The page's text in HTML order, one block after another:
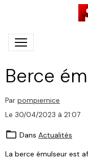
Berce
Par pompiernice
Le 30/04/2023 à 21:07
Dans Actualités
La berce émulseur est